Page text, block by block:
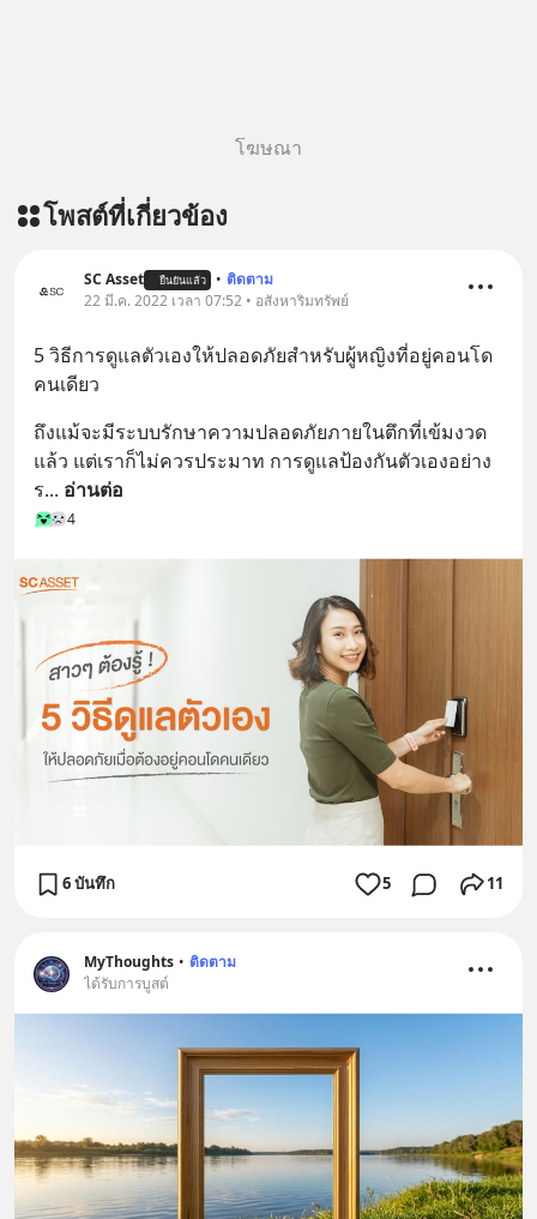
story-ep831-who-killed-harman-
https://lin.ee/aMEkyNA
สนับสนุนโดย Inspire English
========================= 📍กด
รับสิทธิ์ทดลองเรียนฟรี! กับ Inspire
English ที่นี่ : inspire-
x-ด-ดล-blog-mrtharadhol-แคมเปญ
พิเศษ/ ติดต่อสอบถามคอร์สเรียนเพิ่ม
เติม Line : https://lin.ee/uaQvU5C
โฆษณา
โพสต์ที่เกี่ยวข้อง
SC Asset ยืนยันแล้ว • ติดตาม
22 มี.ค. 2022 เวลา 07:52 • อสังหาริมทรัพย์
5 วิธีการดูแลตัวเองให้ปลอดภัยสำหรับผู้หญิงที่อยู่คอนโด
คนเดียว
ถึงแม้จะมีระบบรักษาความปลอดภัยภายในตึกที่เข้มงวด
แล้ว แต่เราก็ไม่ควรประมาท การดูแลป้องกันตัวเองอย่าง
ร... อ่านต่อ
4
6 บันทึก 5 11
MyThoughts • ติดตาม
ได้รับการบูสต์